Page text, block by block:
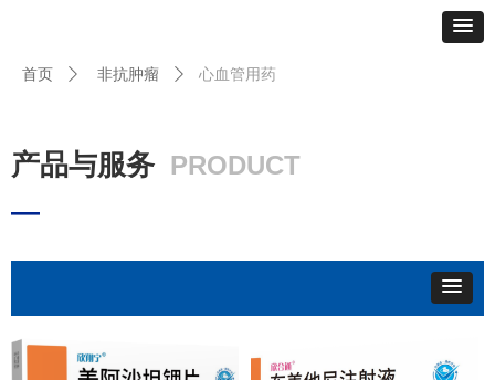
首页 ꄲ 非抗肿瘤 ꄲ 心血管用药
产品与服务 PRODUCT
—